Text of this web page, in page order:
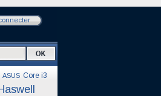
ASUS Core i3